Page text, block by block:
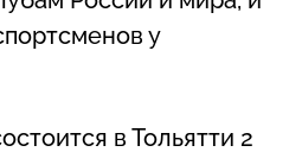
у
в Тольятти 2